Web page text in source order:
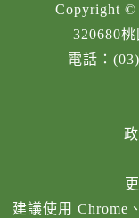
Copyright ©
320680
電話：
建議使用 Chrome